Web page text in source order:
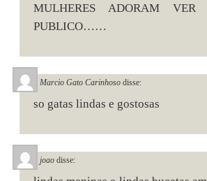
MULHERES ADORAM
PUBLICO……
Marcio Gato Carinhoso disse:
so gatas lindas e gostosas
joao disse: